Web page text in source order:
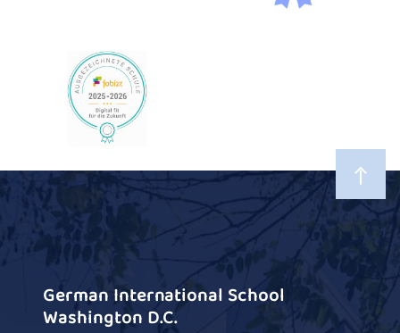
German International School
Washington D.C.